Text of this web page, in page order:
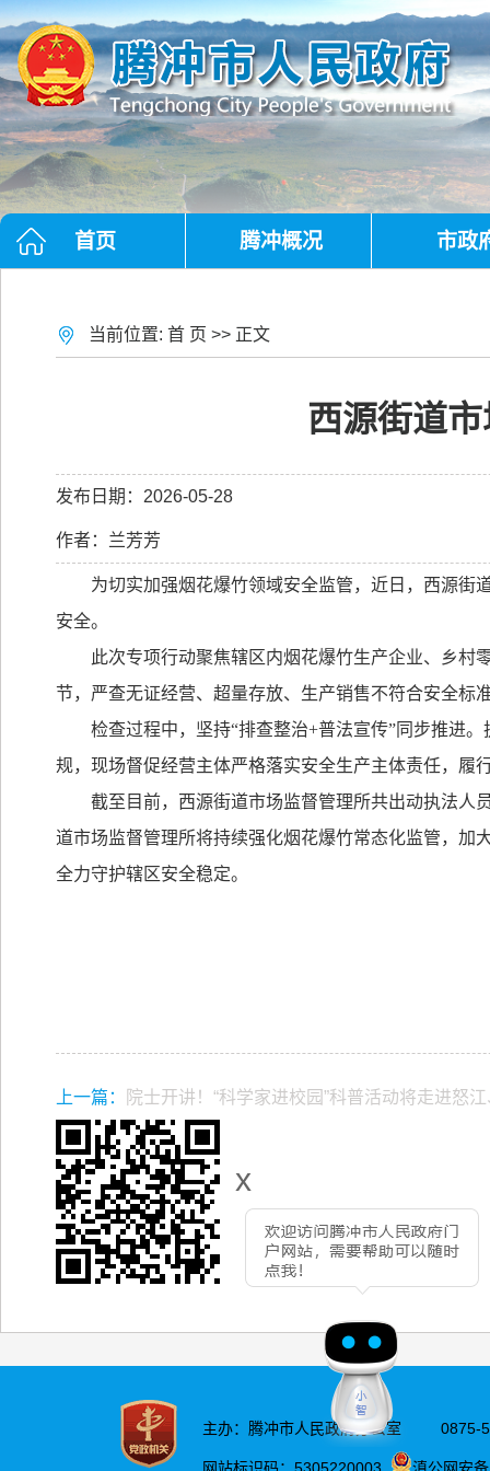
x
首页 腾冲概况 市政
当前位置: 首 页 >> 正文
西源街道
发布日期：2026-05-28
作者：兰芳芳
为切实加强烟花爆竹领域安全监管，近日，西源街
安全。
此次专项行动聚焦辖区内烟花爆竹生产企业、乡村
节，严查无证经营、超量存放、生产销售不符合安全标
检查过程中，坚持“排查整治+普法宣传”同步推进
规，现场督促经营主体严格落实安全生产主体责任，履
截至目前，西源街道市场监督管理所共出动执法人
道市场监督管理所将持续强化烟花爆竹常态化监管，加
全力守护辖区安全稳定。
上一篇： 院士开讲！“科学家进校园”科普活动将走进怒